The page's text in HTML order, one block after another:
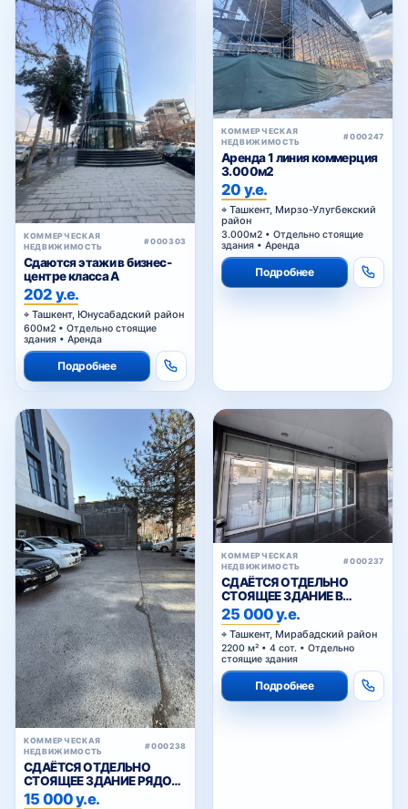
КОММЕРЧЕСКАЯ
НЕДВИЖИМОСТЬ
#000303
Сдаются этажи в бизнес-
центре класса A
202 у.е.
Ташкент, Юнусабадский район
600м2 • Отдельно стоящие
здания • Аренда
Подробнее
КОММЕРЧЕСКАЯ
НЕДВИЖИМОСТЬ
#000247
Аренда 1 линия коммерция
3.000м2
20 у.е.
Ташкент, Мирзо-Улугбекский
район
3.000м2 • Отдельно стоящие
здания • Аренда
Подробнее
КОММЕРЧЕСКАЯ
НЕДВИЖИМОСТЬ
#000238
СДАЁТСЯ ОТДЕЛЬНО
СТОЯЩЕЕ ЗДАНИЕ РЯДОМ
С ЖИГУЛИ БАР
15 000 у.е.
КОММЕРЧЕСКАЯ
НЕДВИЖИМОСТЬ
#000237
СДАЁТСЯ ОТДЕЛЬНО
СТОЯЩЕЕ ЗДАНИЕ В
АРЕНДУ В МИРАБАДСКОМ
РАЙОНЕ
25 000 у.е.
Ташкент, Мирабадский район
2200 м² • 4 сот. • Отдельно
стоящие здания
Подробнее